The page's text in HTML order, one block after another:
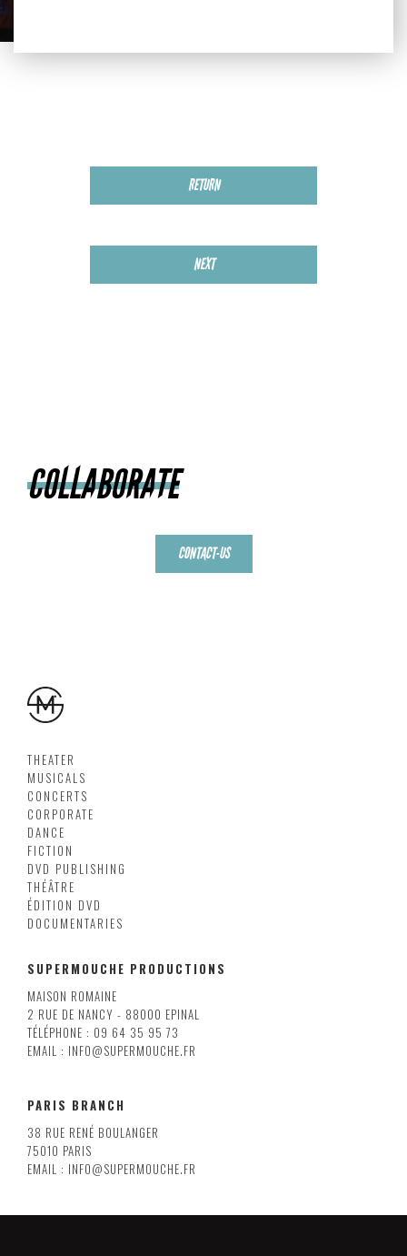
RETURN
NEXT
COLLABORATE
CONTACT-US
THEATER
MUSICALS
CONCERTS
CORPORATE
DANCE
FICTION
DVD PUBLISHING
THÉÂTRE
ÉDITION DVD
DOCUMENTARIES
SUPERMOUCHE PRODUCTIONS
MAISON ROMAINE
2 RUE DE NANCY - 88000 EPINAL
TÉLÉPHONE : 09 64 35 95 73
EMAIL : INFO@SUPERMOUCHE.FR
PARIS BRANCH
38 RUE RENÉ BOULANGER
75010 PARIS
EMAIL : INFO@SUPERMOUCHE.FR